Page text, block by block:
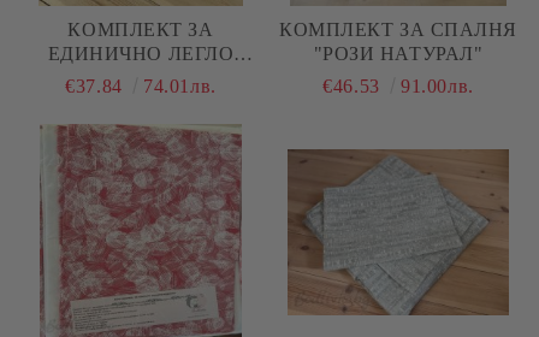
КОМПЛЕКТ ЗА
ЕДИНИЧНО ЛЕГЛО
"РОЗОВ МЕЛАНЖ"
€37.84 74.01лв.
КОМПЛЕКТ ЗА СПАЛНЯ
"РОЗИ НАТУРАЛ"
€46.53
91.00лв.